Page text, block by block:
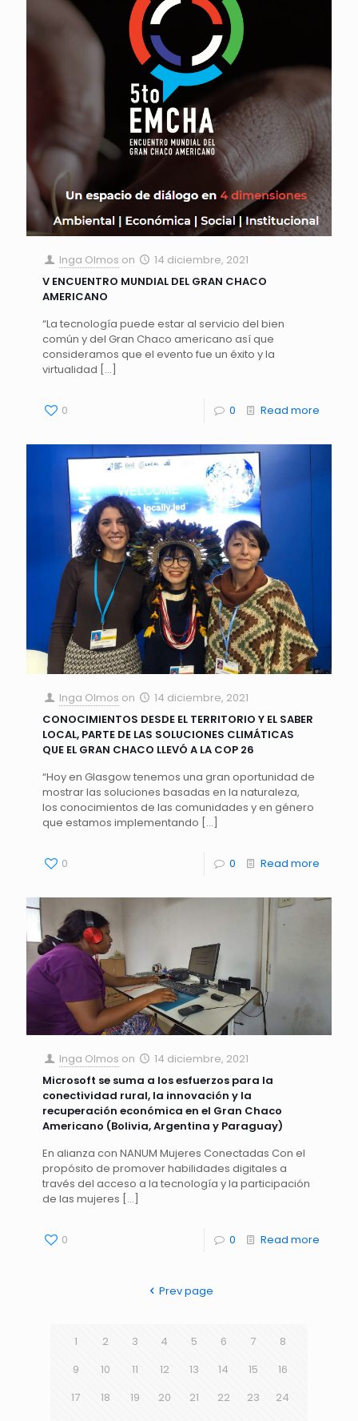
Inga Olmos on
14 diciembre, 2021
V ENCUENTRO MUNDIAL DEL GRAN CHACO
AMERICANO
“La tecnología puede estar al servicio del bien
común y del Gran Chaco americano así que
consideramos que el evento fue un éxito y la
virtualidad […]
0 0 Read more
Inga Olmos on
14 diciembre, 2021
CONOCIMIENTOS DESDE EL TERRITORIO Y EL SABER
LOCAL, PARTE DE LAS SOLUCIONES CLIMÁTICAS
QUE EL GRAN CHACO LLEVÓ A LA COP 26
“Hoy en Glasgow tenemos una gran oportunidad de
mostrar las soluciones basadas en la naturaleza,
los conocimientos de las comunidades y en género
que estamos implementando […]
0 0 Read more
Inga Olmos on
14 diciembre, 2021
Microsoft se suma a los esfuerzos para la
conectividad rural, la innovación y la
recuperación económica en el Gran Chaco
Americano (Bolivia, Argentina y Paraguay)
En alianza con NANUM Mujeres Conectadas Con el
propósito de promover habilidades digitales a
través del acceso a la tecnología y la participación
de las mujeres […]
0 0 Read more
Prev page
1 2 3 4 5 6 7
8
9
10 11 12 13 14 15
16
17
18 19 20 21 22 23
24